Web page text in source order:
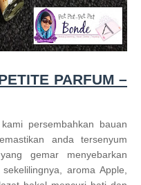
PARFUM –
persembahkan bauan
anda tersenyum
gemar menyebarkan
aroma Apple,